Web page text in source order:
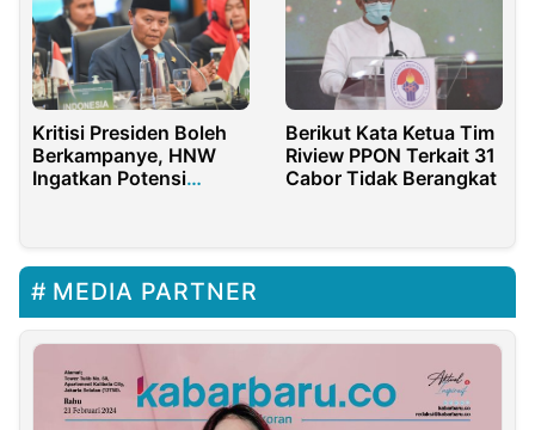
Kritisi Presiden Boleh
Berkampanye, HNW
Ingatkan Potensi
Berikut Kata Ketua Tim
Riview PPON Terkait 31
Cabor Tidak Berangkat
MEDIA PARTNER